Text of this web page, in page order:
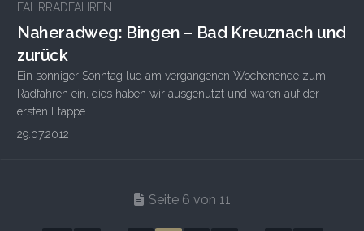
FAHRRADFAHREN
Naheradweg: Bingen – Bad Kreuznach und
zurück
Ein sonniger Sonntag lud am vergangenen Wochenende zum
Radfahren ein, dies haben wir ausgenutzt und waren auf der
ersten Etappe...
29.07.2012
Seite 6 von 11